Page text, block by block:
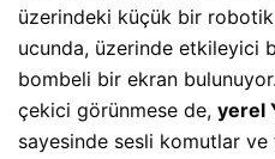
üzerindeki küçük bir
ucunda, üzerinde etkileyici
bombeli bir ekran
çekici görünmese de, yerel
sayesinde sesli komutlar